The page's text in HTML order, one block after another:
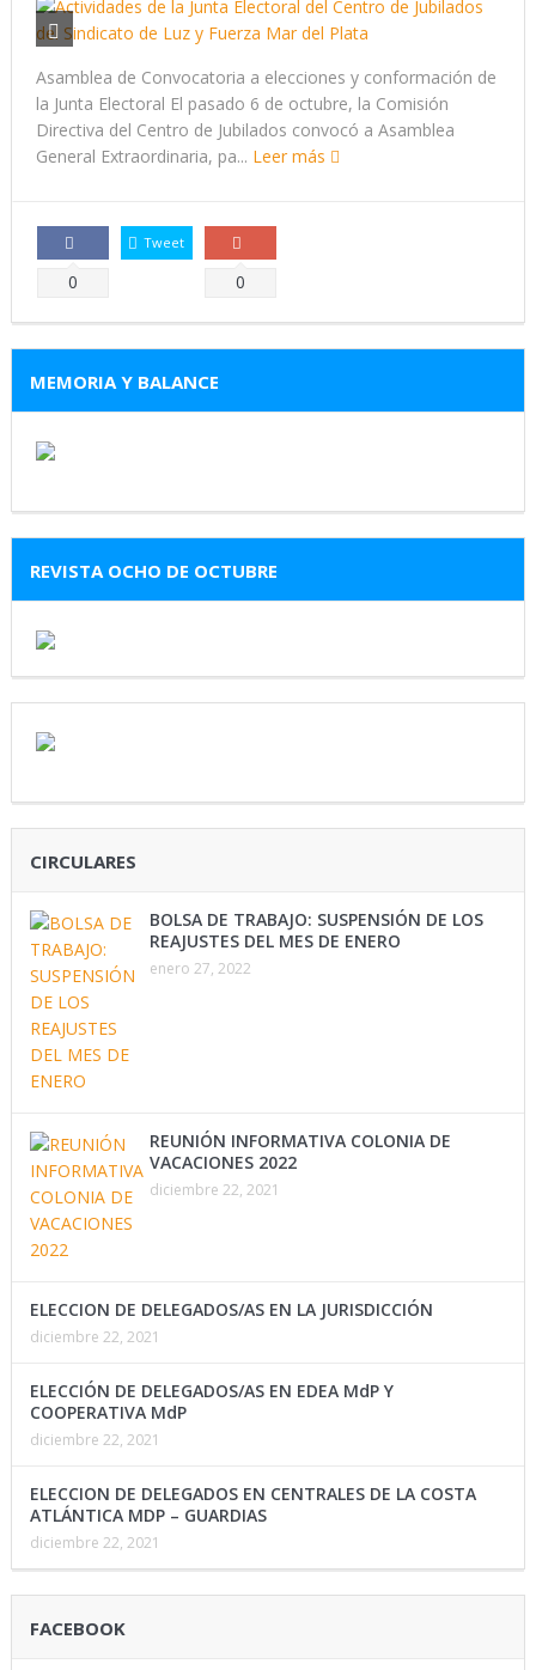
Asamblea de Convocatoria a elecciones y conformación de
la Junta Electoral El pasado 6 de octubre, la Comisión
Directiva del Centro de Jubilados convocó a Asamblea
General Extraordinaria, pa... Leer más
Comparte
0
Tweet
Comparte
0
MEMORIA Y BALANCE
REVISTA OCHO DE OCTUBRE
CIRCULARES
BOLSA DE TRABAJO: SUSPENSIÓN DE LOS
REAJUSTES DEL MES DE ENERO
enero 27, 2022
REUNIÓN INFORMATIVA COLONIA DE
VACACIONES 2022
diciembre 22, 2021
ELECCION DE DELEGADOS/AS EN LA JURISDICCIÓN
diciembre 22, 2021
ELECCIÓN DE DELEGADOS/AS EN EDEA MdP Y
COOPERATIVA MdP
diciembre 22, 2021
ELECCION DE DELEGADOS EN CENTRALES DE LA COSTA
ATLÁNTICA MDP – GUARDIAS
diciembre 22, 2021
FACEBOOK